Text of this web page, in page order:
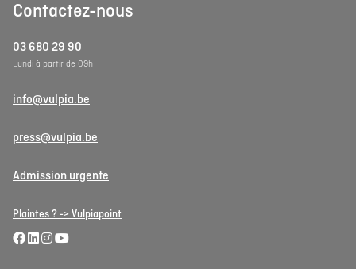
Contactez-nous
03 680 29 90
Lundi à partir de 09h
info@vulpia.be
press@vulpia.be
Admission urgente
Plaintes ? -> Vulpiapoint